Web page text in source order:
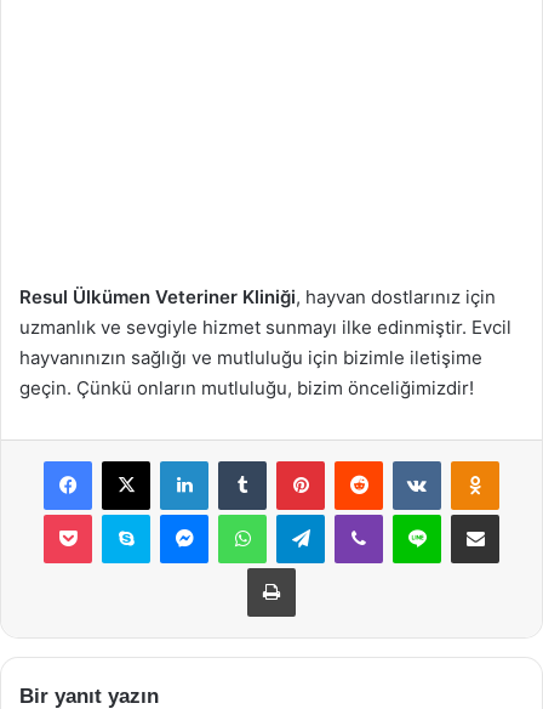
Resul Ülkümen Veteriner Kliniği, hayvan dostlarınız için
uzmanlık ve sevgiyle hizmet sunmayı ilke edinmiştir. Evcil
hayvanınızın sağlığı ve mutluluğu için bizimle iletişime
geçin. Çünkü onların mutluluğu, bizim önceliğimizdir!
Facebook
X LinkedInTumblr PinterestReddit VKontakte
Pocket Skype MessengerWhatsAppTelegramViber Line E-Posta ile
Yazdır
Bir yanıt yazın